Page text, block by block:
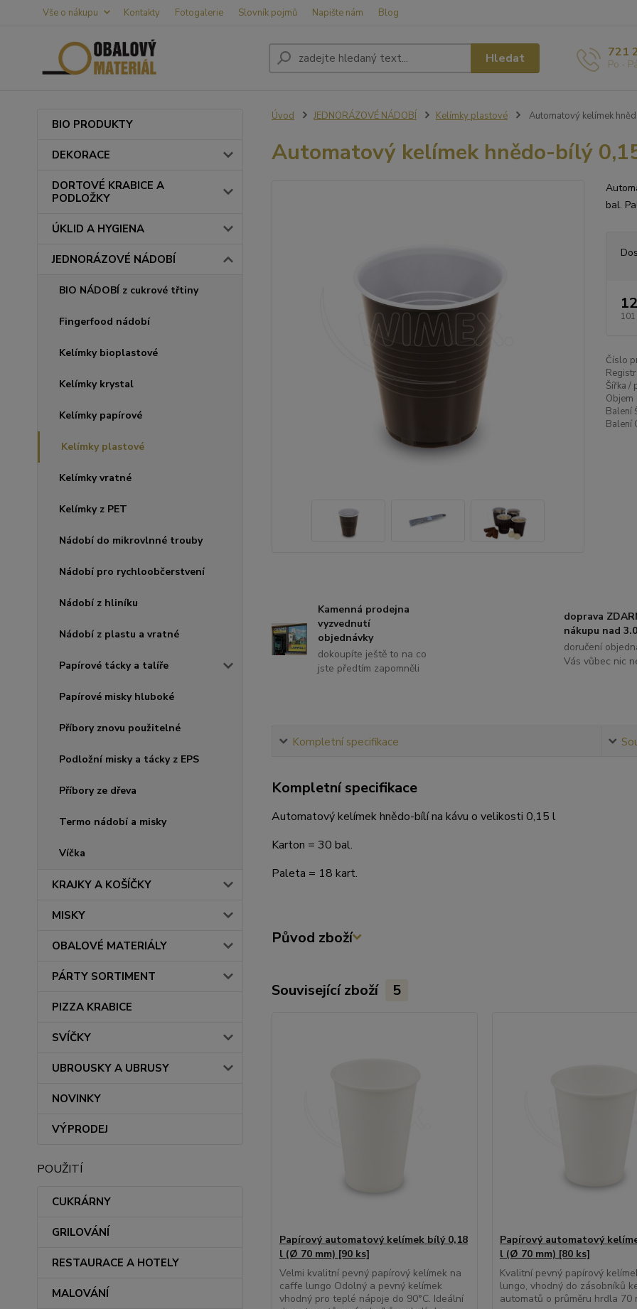
Vše o nákupu Kontakty Fotogalerie Slovník pojmů Napište nám Blog
Hledat 721
Po -
BIO PRODUKTY
DEKORACE
DORTOVÉ KRABICE A
PODLOŽKY
ÚKLID A HYGIENA
JEDNORÁZOVÉ NÁDOBÍ
BIO NÁDOBÍ z cukrové třtiny
Fingerfood nádobí
Kelímky bioplastové
Kelímky krystal
Kelímky papírové
Kelímky plastové
Kelímky vratné
Kelímky z PET
Nádobí do mikrovlnné trouby
Nádobí pro rychloobčerstvení
Nádobí z hliníku
Nádobí z plastu a vratné
Papírové tácky a talíře
Papírové misky hluboké
Příbory znovu použitelné
Podložní misky a tácky z EPS
Příbory ze dřeva
Termo nádobí a misky
Víčka
KRAJKY A KOŠÍČKY
MISKY
OBALOVÉ MATERIÁLY
PÁRTY SORTIMENT
PIZZA KRABICE
SVÍČKY
UBROUSKY A UBRUSY
NOVINKY
VÝPRODEJ
POUŽITÍ
CUKRÁRNY
GRILOVÁNÍ
RESTAURACE A HOTELY
MALOVÁNÍ
Úvod JEDNORÁZOVÉ NÁDOBÍ Kelímky plastové Automatový kelímek
Automatový kelímek hnědo-bílý
bal.
101
Číslo
Šířka /
Objem
Balení
Balení
Kamenná prodejna
vyzvednutí
objednávky
dokoupíte ještě to na co
jste předtím zapomněli
doprava
nákupu nad
doručení
Vás vůbec nic
Kompletní specifikace
Kompletní specifikace
Automatový kelímek hnědo-bílí na kávu o velikosti 0,15 l
Karton = 30 bal.
Paleta = 18 kart.
Původ zboží
Související zboží 5
Papírový automatový kelímek bílý 0,18
l (Ø 70 mm) [90 ks]
Velmi kvalitní pevný papírový kelímek na
caffe lungo Odolný a pevný kelímek
vhodný pro teplé nápoje do 90°C. Ideální
Papírový automatový
l (Ø 70 mm) [80 ks]
Kvalitní pevný papírový
lungo, vhodný do zásobníků
automatů o průměru hrdla 70